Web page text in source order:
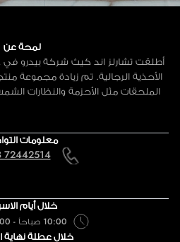
لمحة عن
الملحقات مثل الأحزمة والنظارات
معلومات
72442514
خلال أيام
10:00 صباحاً - 11:00 مساءً
خلال عطلة نهاية